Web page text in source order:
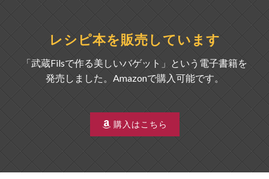
レシピ本を販売しています
「武蔵Filsで作る美しいバゲット」という電子書籍を
発売しました。Amazonで購入可能です。
購入はこちら